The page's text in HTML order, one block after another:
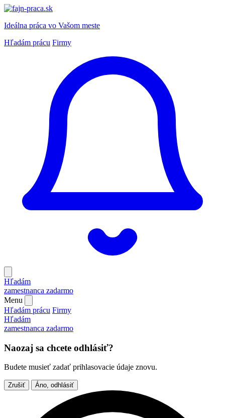
Ideálna práca vo Vašom meste
Hľadám prácu Firmy
Hľadám
zamestnanca zadarmo
Menu
Hľadám prácu Firmy
Hľadám
zamestnanca zadarmo
Naozaj sa chcete odhlásiť?
Budete musieť zadať prihlasovacie údaje znovu.
Zrušiť Áno, odhlásiť